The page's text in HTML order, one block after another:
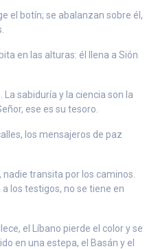
el botín; se abalanzan sobre él,
en las alturas: él llena a Sión
sabiduría y la ciencia son la
ese es su tesoro.
los mensajeros de paz
transita por los caminos.
los testigos, no se tiene en
el Líbano pierde el color y se
en una estepa, el Basán y el